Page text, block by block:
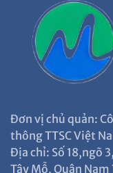
Đơn vị chủ quản:
thông TTSC Việt
Địa chỉ: Số 18,ngõ
Tây Mỗ, Quận